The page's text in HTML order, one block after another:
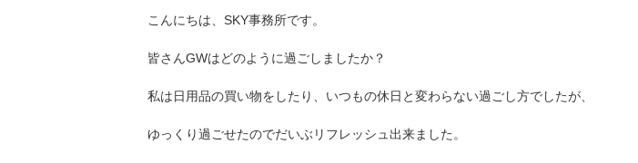
こんにちは、SKY事務所です。
皆さんGWはどのように過ごしましたか？
私は日用品の買い物をしたり、いつもの休日と変わらない過ごし方でしたが、
ゆっくり過ごせたのでだいぶリフレッシュ出来ました。